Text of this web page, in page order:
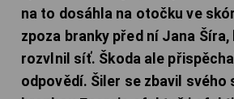
na to dosáhla na otočku ve
zpoza branky před ní Jana
rozvlnil síť. Škoda ale
odpovědí. Šiler se zbavil svého